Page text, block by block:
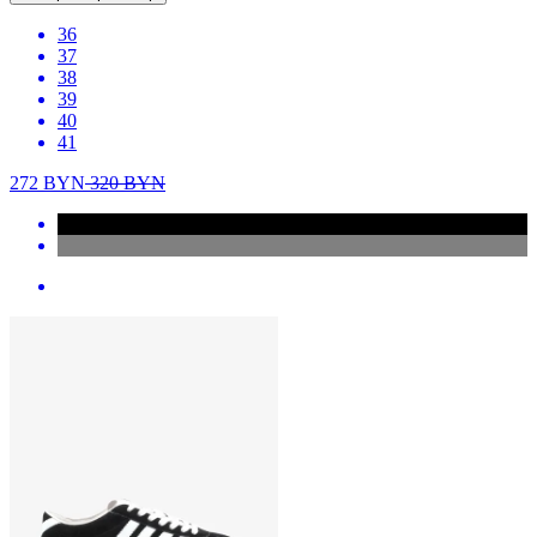
36
37
38
39
40
41
272 BYN320BYN